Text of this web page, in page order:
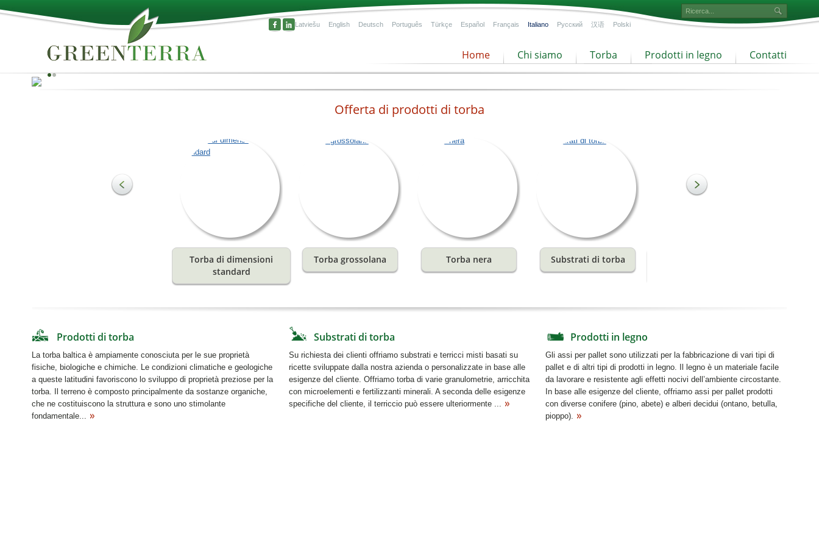
Latviešu English Deutsch Português Türkçe Español Français Italiano Русский 汉语 Polski
Home Chi siamo Torba Prodotti in legno Contatti
Il meglio della natura!
La torba può essere utilizzata come materia prima per la
produzione di substrati e per soddisfare diverse esigenze
in agricoltura ed orticoltura. Il terreno è composto
costituiscono la struttura e sono uno stimolante
fondamentale per la crescita. Offrono la combinazione
ideale di acqua ed aria per le radici delle piante.
Offerta di prodotti di torba
Torba di dimensioni
standard
Torba grossolana Torba nera Substrati di torba
Prodotti di torba
La torba baltica è ampiamente conosciuta per le sue proprietà
fisiche, biologiche e chimiche. Le condizioni climatiche e geologiche
a queste latitudini favoriscono lo sviluppo di proprietà preziose per la
torba. Il terreno è composto principalmente da sostanze organiche,
che ne costituiscono la struttura e sono uno stimolante
fondamentale...
Substrati di torba
Su richiesta dei clienti offriamo substrati e terricci misti basati su
ricette sviluppate dalla nostra azienda o personalizzate in base alle
esigenze del cliente. Offriamo torba di varie granulometrie, arricchita
con microelementi e fertilizzanti minerali. A seconda delle esigenze
specifiche del cliente, il terriccio può essere ulteriormente ...
Prodotti in legno
Gli assi per pallet sono utilizzati per la fabbricazione di vari tipi di
pallet e di altri tipi di prodotti in legno. Il legno è un materiale facile
da lavorare e resistente agli effetti nocivi dell’ambiente circostante.
In base alle esigenze del cliente, offriamo assi per pallet prodotti
con diverse conifere (pino, abete) e alberi decidui (ontano, betulla,
pioppo).